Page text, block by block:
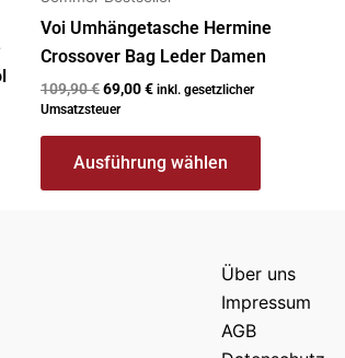
Voi Umhängetasche Hermine
Crossover Bag Leder Damen
109,90€69,00€ inkl. gesetzlicher
Umsatzsteuer
Ausführung wählen
Über uns
Impressum
AGB